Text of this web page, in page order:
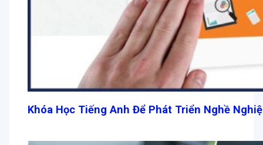
Khóa Học Tiếng Anh Để Phát Triển Nghề